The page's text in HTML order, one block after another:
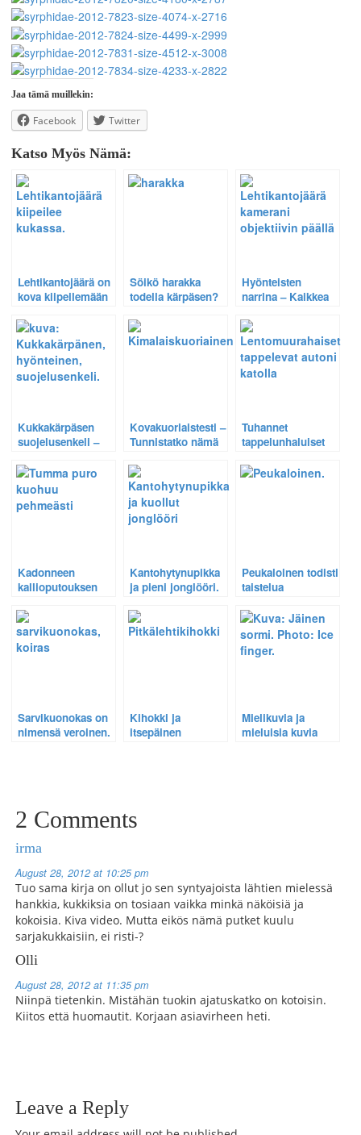
Jaa tämä muillekin:
Facebook Twitter
Katso Myös Nämä:
Lehtikantojäärä on
kova kiipeilemään
Söikö harakka
todella kärpäsen?
päättele itse.
Hyönteisten
narrina – Kaikkea
tarpeeksi kuvaa.
Kukkakärpäsen
suojelusenkeli –
tutkielma
merihädässä
olleesta
hyönteisestä.
Kovakuoriaistesti –
Tunnistatko nämä
Tuhannet
tappelunhaluiset
rakastavat
Kadonneen
kallioputouksen
hirvikärpästen
puremia.
Kantohytynupikka
ja pieni jonglööri.
Peukaloinen todisti
taistelua
Jättiläispuupistiäinen
ja muurahainen
hirmuisessa
kamppailussa
Sarvikuonokas on
nimensä veroinen.
Kihokki ja
itsepäinen
Mielikuvia ja
mieluisia kuvia
2 Comments
irma
August 28, 2012 at 10:25 pm
Tuo sama kirja on ollut jo sen syntyajoista lähtien mielessä
hankkia, kukkiksia on tosiaan vaikka minkä näköisiä ja
kokoisia. Kiva video. Mutta eikös nämä putket kuulu
sarjakukkaisiin, ei risti-?
Olli
August 28, 2012 at 11:35 pm
Niinpä tietenkin. Mistähän tuokin ajatuskatko on kotoisin.
Kiitos että huomautit. Korjaan asiavirheen heti.
Leave a Reply